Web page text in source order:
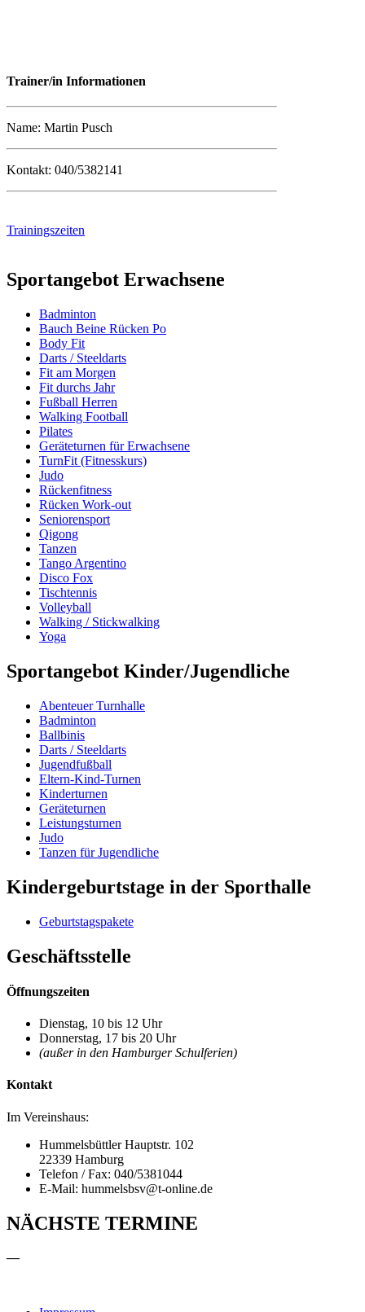
Trainer/in Informationen
Name: Martin Pusch
Kontakt: 040/5382141
Trainingszeiten
Sportangebot Erwachsene
Badminton
Bauch Beine Rücken Po
Body Fit
Darts / Steeldarts
Fit am Morgen
Fit durchs Jahr
Fußball Herren
Walking Football
Pilates
Geräteturnen für Erwachsene
TurnFit (Fitnesskurs)
Judo
Rückenfitness
Rücken Work-out
Seniorensport
Qigong
Tanzen
Tango Argentino
Disco Fox
Tischtennis
Volleyball
Walking / Stickwalking
Yoga
Sportangebot Kinder/Jugendliche
Abenteuer Turnhalle
Badminton
Ballbinis
Darts / Steeldarts
Jugendfußball
Eltern-Kind-Turnen
Kinderturnen
Geräteturnen
Leistungsturnen
Judo
Tanzen für Jugendliche
Kindergeburtstage in der Sporthalle
Geburtstagspakete
Geschäftsstelle
Öffnungszeiten
Dienstag, 10 bis 12 Uhr
Donnerstag, 17 bis 20 Uhr
(außer in den Hamburger Schulferien)
Kontakt
Im Vereinshaus:
Hummelsbüttler Hauptstr. 102
22339 Hamburg
Telefon / Fax: 040/5381044
E-Mail: hummelsbsv@t-online.de
NÄCHSTE TERMINE
—